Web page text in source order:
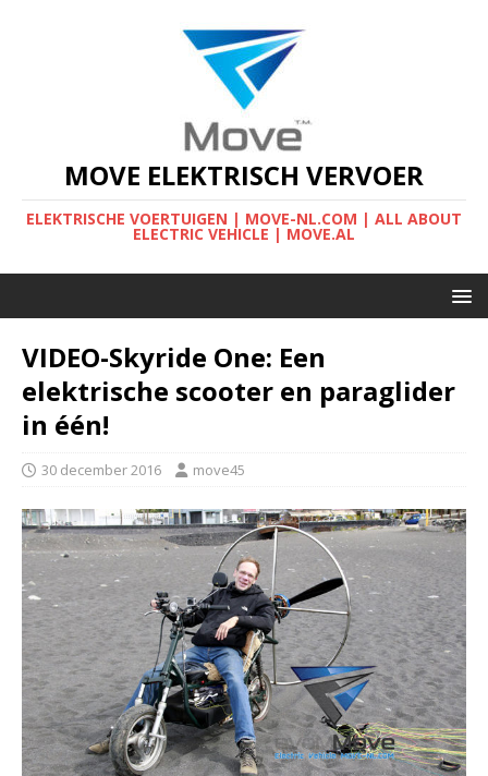
MOVE ELEKTRISCH VERVOER
ELEKTRISCHE VOERTUIGEN | MOVE-NL.COM | ALL ABOUT
ELECTRIC VEHICLE | MOVE.AL
VIDEO-Skyride One: Een
elektrische scooter en paraglider
in één!
30 december 2016 move45